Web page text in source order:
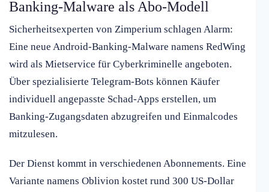
Banking-Malware als Abo-Modell
Sicherheitsexperten von Zimperium schlagen Alarm:
Eine neue Android-Banking-Malware namens RedWing
wird als Mietservice für Cyberkriminelle angeboten.
Über spezialisierte Telegram-Bots können Käufer
individuell angepasste Schad-Apps erstellen, um
Banking-Zugangsdaten abzugreifen und Einmalcodes
mitzulesen.
Der Dienst kommt in verschiedenen Abonnements. Eine
Variante namens Oblivion kostet rund 300 US-Dollar